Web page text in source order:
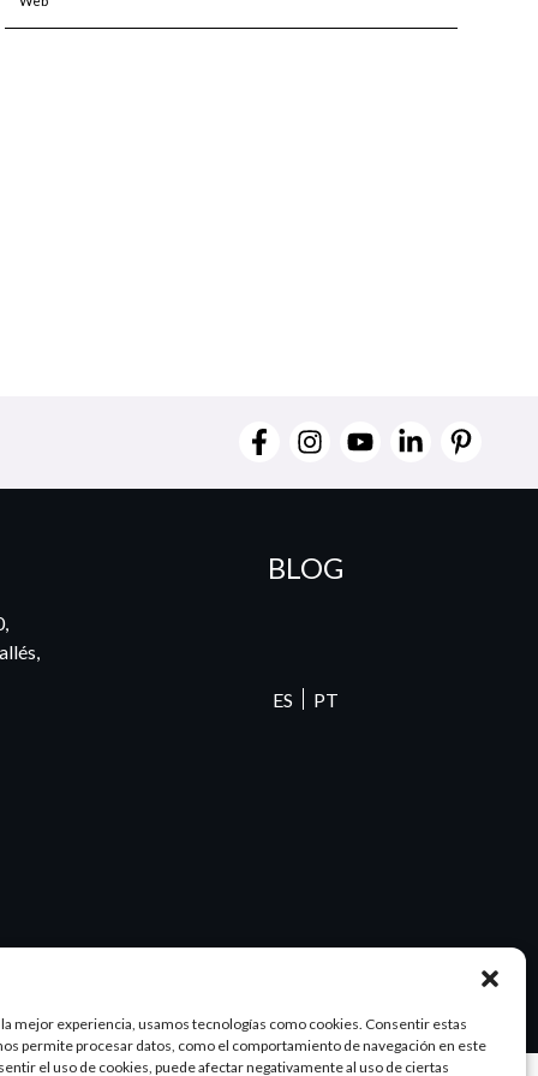
mejor experiencia, usamos tecnologías como cookies. Consentir estas
permite procesar datos, como el comportamiento de navegación en este
el uso de cookies, puede afectar negativamente al uso de ciertas
BLOG
ES PT